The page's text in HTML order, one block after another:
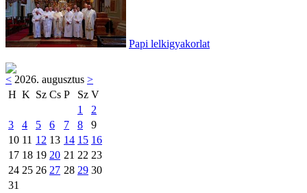
Papi lelkigyakorlat
< 2026. augusztus >
H K Sz Cs P Sz V
1
2
3
4 5 6 7 8
9
10 11 12 13 14 15 16
17 18 19 20 21 22 23
24 25 26 27 28 29 30
31